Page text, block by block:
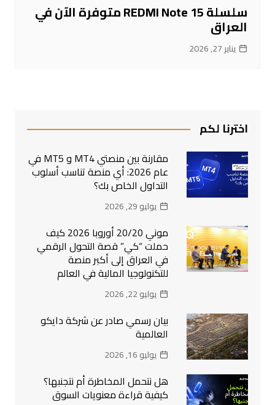
سلسلة REDMI Note 15 متوفرة الآن في
العراق
يناير 27, 2026
اخترنا لكم
مقارنة بين منصتي MT4 و MT5 في
عام 2026: أي منصة تناسب أسلوب
التداول الخاص بك؟
يوليو 29, 2026
موني 20/20 أوروبا 2026 كيف
حملت “كي” قصة التحول الرقمي
في العراق إلى أكبر منصة
للتكنولوجيا المالية في العالم
يوليو 22, 2026
بيان رسمي صادر عن شركة دايكو
العالمية
يوليو 16, 2026
هل نتحمل المخاطرة أم نتجنبها؟
كيفية قراءة معنويات السوق